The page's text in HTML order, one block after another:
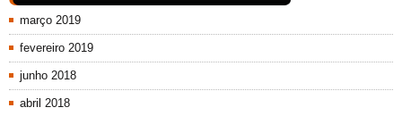
março 2019
fevereiro 2019
junho 2018
abril 2018